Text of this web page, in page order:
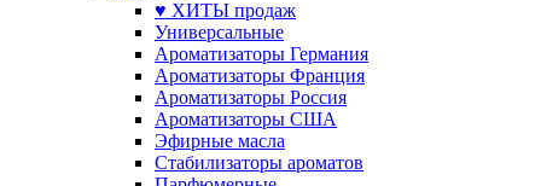
♥ ХИТЫ продаж
Универсальные
Ароматизаторы Германия
Ароматизаторы Франция
Ароматизаторы Россия
Ароматизаторы США
Эфирные масла
Стабилизаторы ароматов